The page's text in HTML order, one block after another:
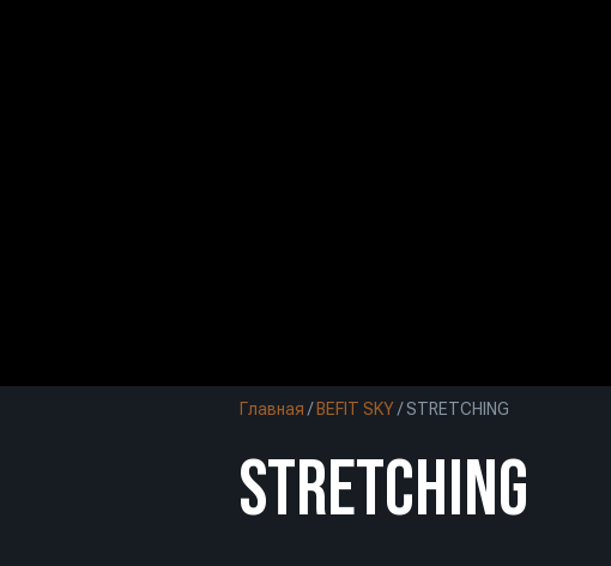
Главная / BEFIT SKY/STRETCHING
STRETCHING